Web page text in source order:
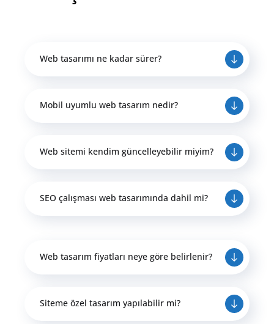
Web tasarımı ne kadar sürer?
Mobil uyumlu web tasarım nedir?
Web sitemi kendim güncelleyebilir miyim?
SEO çalışması web tasarımında dahil mi?
Web tasarım fiyatları neye göre belirlenir?
Siteme özel tasarım yapılabilir mi?